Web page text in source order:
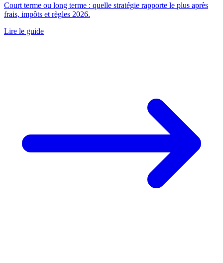
Court terme ou long terme : quelle stratégie rapporte le plus après
frais, impôts et règles 2026.
Lire le guide